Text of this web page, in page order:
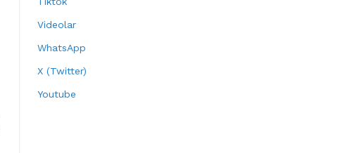
Videolar
WhatsApp
X (Twitter)
Youtube